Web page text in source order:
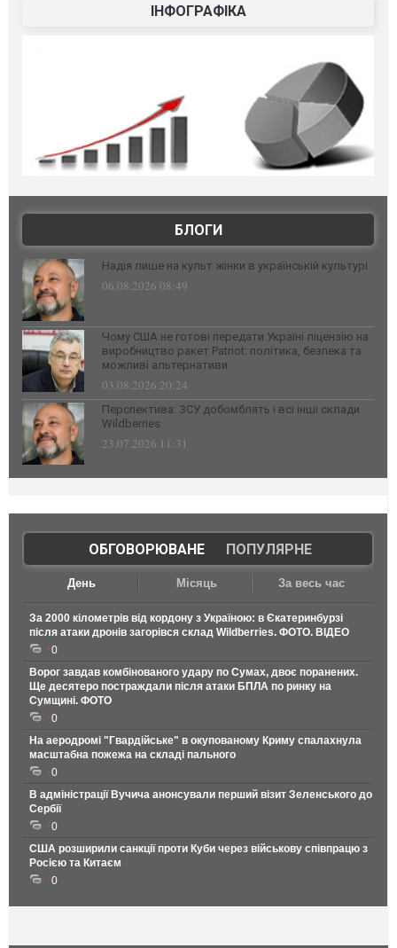
ІНФОГРАФІКА
БЛОГИ
Надія лише на культ жінки в українській культурі
06.08.2026 08:49
Чому США не готові передати Україні ліцензію на
виробництво ракет Patriot: політика, безпека та
можливі альтернативи
03.08.2026 20:24
Перспектива: ЗСУ добомблять і всі інші склади
Wildberries
23.07.2026 11:31
ОБГОВОРЮВАНЕ| ПОПУЛЯРНЕ
День Місяць За весь час
За 2000 кілометрів від кордону з Україною: в Єкатеринбурзі
після атаки дронів загорівся склад Wildberries. ФОТО. ВІДЕО
0
Ворог завдав комбінованого удару по Сумах, двоє поранених.
Ще десятеро постраждали після атаки БПЛА по ринку на
Сумщині. ФОТО
0
На аеродромі "Гвардійське" в окупованому Криму спалахнула
масштабна пожежа на складі пального
0
В адміністрації Вучича анонсували перший візит Зеленського до
Сербії
0
США розширили санкції проти Куби через військову співпрацю з
Росією та Китаєм
0